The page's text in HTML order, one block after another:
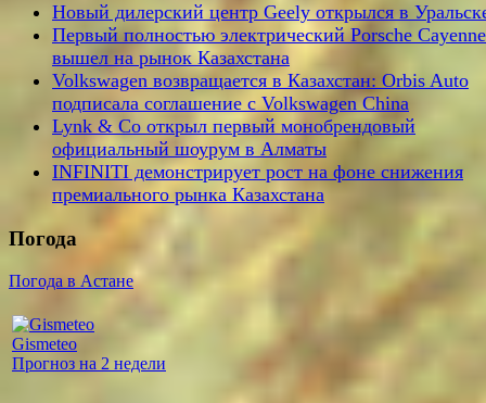
Новый дилерский центр Geely открылся в
Первый полностью электрический Porsche Cayenne
вышел на рынок Казахстана
Volkswagen возвращается в Казахстан: Orbis Auto
подписала соглашение с Volkswagen China
Lynk & Co открыл первый монобрендовый
официальный шоурум в Алматы
INFINITI демонстрирует рост на фоне снижения
премиального рынка Казахстана
Погода
Погода в Астане
Gismeteo
Прогноз на 2 недели